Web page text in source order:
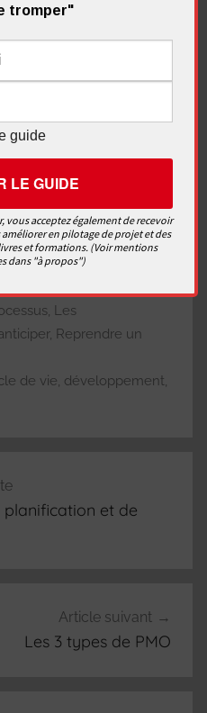
où le projet est
!
, Les
, Reprendre un
de vie, développement,
planification et de
Article suivant
Les 3 types de PMO
tromper"
guide
vous acceptez également de recevoir
en pilotage de projet et des
et formations. (Voir mentions
dans "à propos")